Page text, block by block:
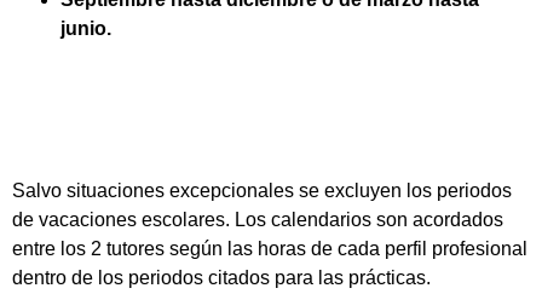
junio.
Salvo situaciones excepcionales se excluyen los periodos
de vacaciones escolares. Los calendarios son acordados
entre los 2 tutores según las horas de cada perfil profesional
dentro de los periodos citados para las prácticas.